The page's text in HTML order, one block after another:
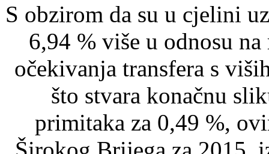
S obzirom da su u cjelini
6,94 % više u odnosu
očekivanja transfera s
što stvara konačnu
primitaka za 0,49 %,